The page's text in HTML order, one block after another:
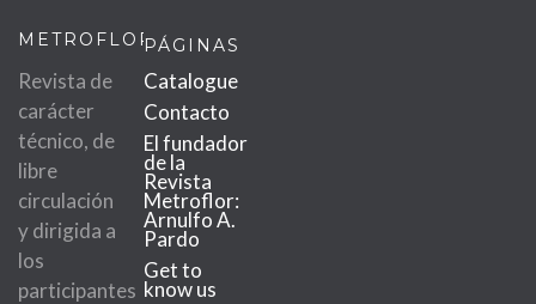
METROFLOR
Revista de
carácter
técnico, de
libre
circulación
y dirigida a
los
participantes
PÁGINAS
Catalogue
Contacto
El fundador
de la
Revista
Metroflor:
Arnulfo A.
Pardo
Get to
know us